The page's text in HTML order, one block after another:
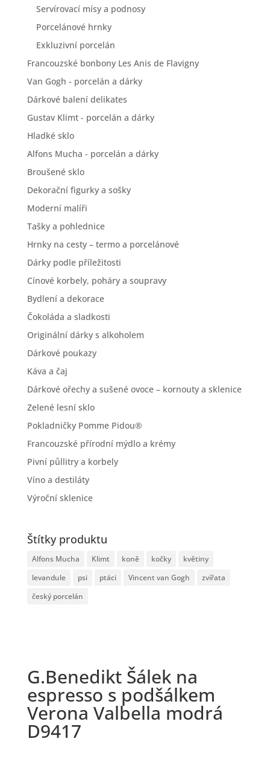
Servírovací mísy a podnosy
Porcelánové hrnky
Exkluzivní porcelán
Francouzské bonbony Les Anis de Flavigny
Van Gogh - porcelán a dárky
Dárkové balení delikates
Gustav Klimt - porcelán a dárky
Hladké sklo
Alfons Mucha - porcelán a dárky
Broušené sklo
Dekorační figurky a sošky
Moderní malíři
Tašky a pohlednice
Hrnky na cesty – termo a porcelánové
Dárky podle příležitosti
Cínové korbely, poháry a soupravy
Bydlení a dekorace
Čokoláda a sladkosti
Originální dárky s alkoholem
Dárkové poukazy
Káva a čaj
Dárkové ořechy a sušené ovoce – kornouty a sklenice
Zelené lesní sklo
Pokladničky Pomme Pidou®
Francouzské přírodní mýdlo a krémy
Pivní půllitry a korbely
Víno a destiláty
Výroční sklenice
Štítky produktu
Alfons Mucha Klimt koně kočky
květiny
levandule
psi ptáci Vincent van Gogh
zvířata
český porcelán
G.Benedikt Šálek na
espresso s podšálkem
Verona Valbella modrá
D9417